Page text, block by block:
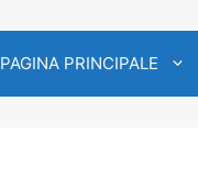
PAGINA PRINCIPALE